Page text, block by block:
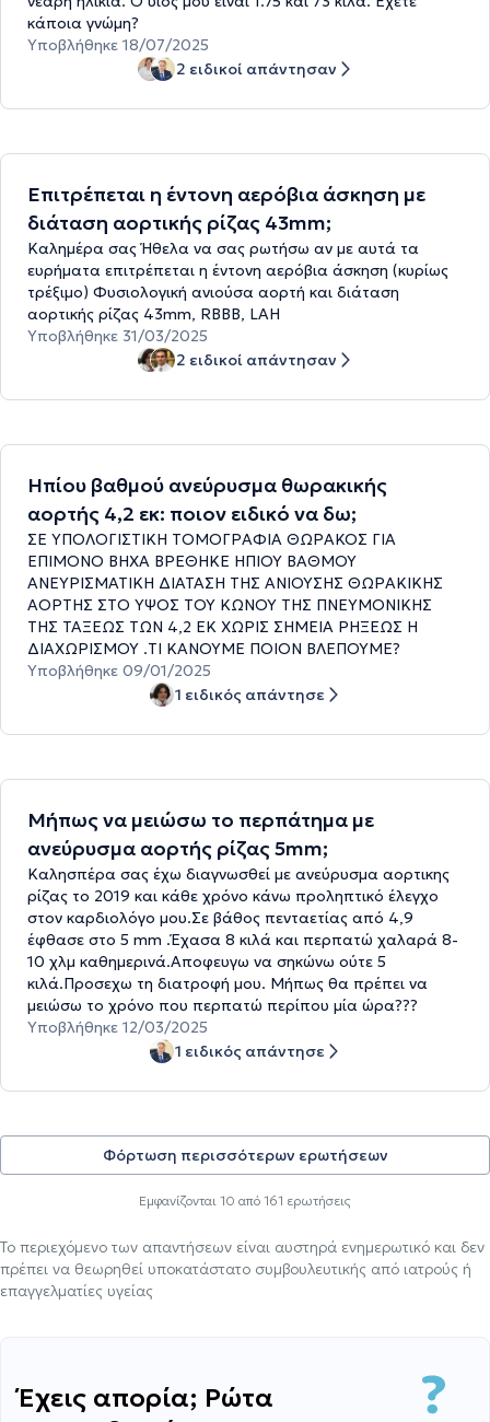
κάποια γνώμη?
Υποβλήθηκε 18/07/2025
2 ειδικοί απάντησαν
Επιτρέπεται η έντονη αερόβια άσκηση με
διάταση αορτικής ρίζας 43mm;
Καλημέρα σας Ήθελα να σας ρωτήσω αν με αυτά τα
ευρήματα επιτρέπεται η έντονη αερόβια άσκηση (κυρίως
τρέξιμο) Φυσιολογική ανιούσα αορτή και διάταση
αορτικής ρίζας 43mm, RBBB, LAH
Υποβλήθηκε 31/03/2025
2 ειδικοί απάντησαν
Ηπίου βαθμού ανεύρυσμα θωρακικής
αορτής 4,2 εκ: ποιον ειδικό να δω;
ΣΕ ΥΠΟΛΟΓΙΣΤΙΚΗ ΤΟΜΟΓΡΑΦΙΑ ΘΩΡΑΚΟΣ ΓΙΑ
ΕΠΙΜΟΝΟ ΒΗΧΑ ΒΡΕΘΗΚΕ ΗΠΙΟΥ ΒΑΘΜΟΥ
ΑΝΕΥΡΙΣΜΑΤΙΚΗ ΔΙΑΤΑΣΗ ΤΗΣ ΑΝΙΟΥΣΗΣ ΘΩΡΑΚΙΚΗΣ
ΑΟΡΤΗΣ ΣΤΟ ΥΨΟΣ ΤΟΥ ΚΩΝΟΥ ΤΗΣ ΠΝΕΥΜΟΝΙΚΗΣ
ΤΗΣ ΤΑΞΕΩΣ ΤΩΝ 4,2 ΕΚ ΧΩΡΙΣ ΣΗΜΕΙΑ ΡΗΞΕΩΣ Η
ΔΙΑΧΩΡΙΣΜΟΥ .ΤΙ ΚΑΝΟΥΜΕ ΠΟΙΟΝ ΒΛΕΠΟΥΜΕ?
Υποβλήθηκε 09/01/2025
1 ειδικός απάντησε
Μήπως να μειώσω το περπάτημα με
ανεύρυσμα αορτής ρίζας 5mm;
Καλησπέρα σας έχω διαγνωσθεί με ανεύρυσμα αορτικης
ρίζας το 2019 και κάθε χρόνο κάνω προληπτικό έλεγχο
στον καρδιολόγο μου.Σε βάθος πενταετίας από 4,9
έφθασε στο 5 mm .Έχασα 8 κιλά και περπατώ χαλαρά 8-
10 χλμ καθημερινά.Αποφευγω να σηκώνω ούτε 5
κιλά.Προσεχω τη διατροφή μου. Μήπως θα πρέπει να
μειώσω το χρόνο που περπατώ περίπου μία ώρα???
Υποβλήθηκε 12/03/2025
1 ειδικός απάντησε
Φόρτωση περισσότερων ερωτήσεων
Εμφανίζονται 10 από 161 ερωτήσεις
Το περιεχόμενο των απαντήσεων είναι αυστηρά ενημερωτικό και δεν
πρέπει να θεωρηθεί υποκατάστατο συμβουλευτικής από ιατρούς ή
επαγγελματίες υγείας
Έχεις απορία; Ρώτα